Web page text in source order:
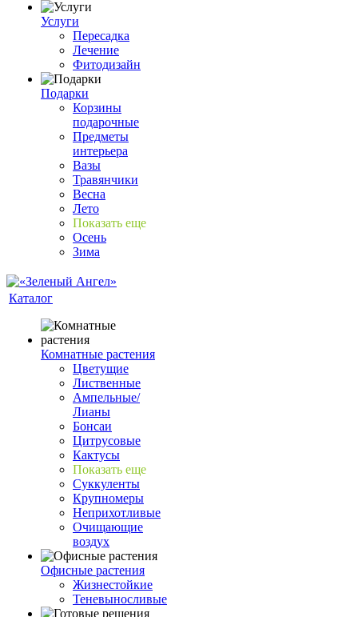
Услуги
Пересадка
Лечение
Фитодизайн
Подарки
Корзины
подарочные
Предметы
интерьера
Вазы
Травянчики
Весна
Лето
Показать еще
Осень
Зима
Каталог
Комнатные растения
Цветущие
Лиственные
Ампельные/
Лианы
Бонсаи
Цитрусовые
Кактусы
Показать еще
Суккуленты
Крупномеры
Неприхотливые
Очищающие
воздух
Офисные растения
Жизнестойкие
Теневыносливые